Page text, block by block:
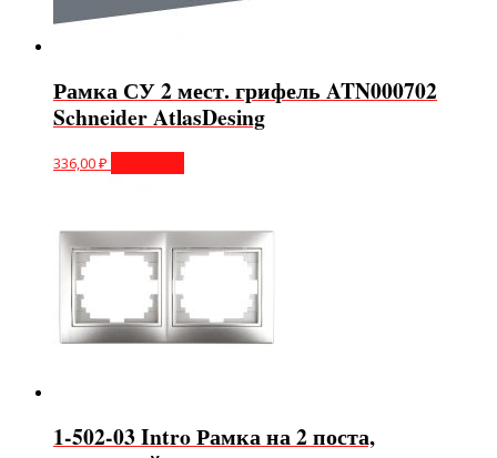
Рамка СУ 2 мест. грифель ATN000702
Schneider AtlasDesing
336,00₽
1-502-03 Intro Рамка на 2 поста,